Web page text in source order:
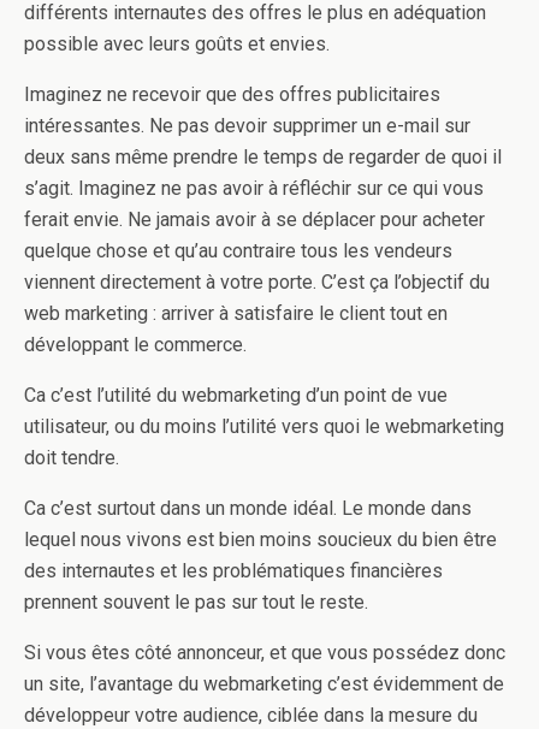
différents internautes des offres le plus en adéquation
possible avec leurs goûts et envies.
Imaginez ne recevoir que des offres publicitaires
intéressantes. Ne pas devoir supprimer un e-mail sur
deux sans même prendre le temps de regarder de quoi il
s’agit. Imaginez ne pas avoir à réfléchir sur ce qui vous
ferait envie. Ne jamais avoir à se déplacer pour acheter
quelque chose et qu’au contraire tous les vendeurs
viennent directement à votre porte. C’est ça l’objectif du
web marketing : arriver à satisfaire le client tout en
développant le commerce.
Ca c’est l’utilité du webmarketing d’un point de vue
utilisateur, ou du moins l’utilité vers quoi le webmarketing
doit tendre.
Ca c’est surtout dans un monde idéal. Le monde dans
lequel nous vivons est bien moins soucieux du bien être
des internautes et les problématiques financières
prennent souvent le pas sur tout le reste.
Si vous êtes côté annonceur, et que vous possédez donc
un site, l’avantage du webmarketing c’est évidemment de
développeur votre audience, ciblée dans la mesure du